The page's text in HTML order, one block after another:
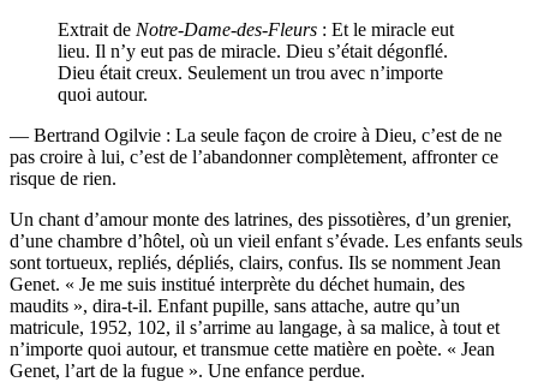
Extrait de Notre-Dame-des-Fleurs : Et le miracle eut
lieu. Il n’y eut pas de miracle. Dieu s’était dégonflé.
Dieu était creux. Seulement un trou avec n’importe
quoi autour.
— Bertrand Ogilvie : La seule façon de croire à Dieu, c’est de ne
pas croire à lui, c’est de l’abandonner complètement, affronter ce
risque de rien.
Un chant d’amour monte des latrines, des pissotières, d’un grenier,
d’une chambre d’hôtel, où un vieil enfant s’évade. Les enfants seuls
sont tortueux, repliés, dépliés, clairs, confus. Ils se nomment Jean
Genet. « Je me suis institué interprète du déchet humain, des
maudits », dira-t-il. Enfant pupille, sans attache, autre qu’un
matricule, 1952, 102, il s’arrime au langage, à sa malice, à tout et
n’importe quoi autour, et transmue cette matière en poète. « Jean
Genet, l’art de la fugue ». Une enfance perdue.